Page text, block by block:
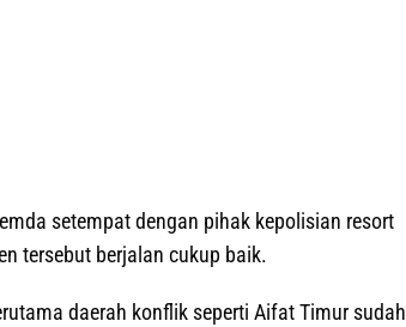
setempat dengan pihak kepolisian resort
tersebut berjalan cukup baik.
daerah konflik seperti Aifat Timur sudah